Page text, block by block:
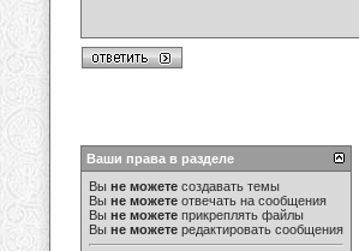
Ваши права в разделе
Вы не можете создавать темы
Вы не можете отвечать на сообщения
Вы не можете прикреплять файлы
Вы не можете редактировать сообщения